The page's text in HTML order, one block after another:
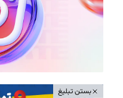
بستن تبلیغ